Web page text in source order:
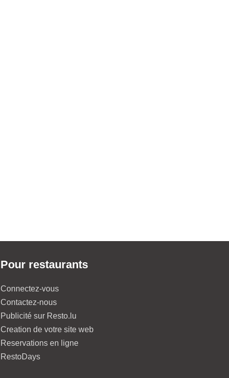
Pour restaurants
Connectez-vous
Contactez-nous
Publicité sur Resto.lu
Creation de votre site web
Reservations en ligne
RestoDays